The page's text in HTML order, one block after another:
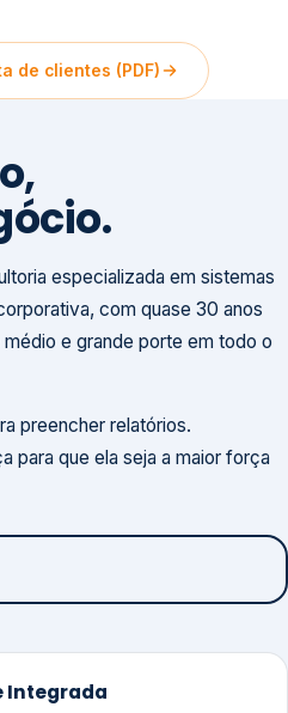
de clientes (PDF)
especializada em sistemas
com quase 30 anos
e grande porte em todo o
preencher relatórios.
para que ela seja a maior força
Integrada